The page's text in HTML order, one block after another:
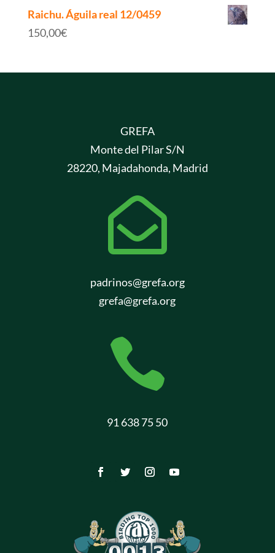
Raichu. Águila real 12/0459
150,00€
GREFA
Monte del Pilar S/N
28220, Majadahonda, Madrid

padrinos@grefa.org
grefa@grefa.org

91 638 75 50